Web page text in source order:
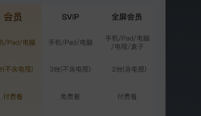
更多选集
更多